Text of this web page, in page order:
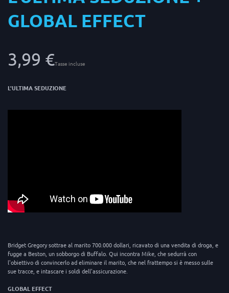
GLOBAL EFFECT
3,99 €Tasse incluse
L'ULTIMA SEDUZIONE
Bridget Gregory sottrae al marito 700.000 dollari, ricavato di una vendita di droga, e
fugge a Beston, un sobborgo di Buffalo. Qui incontra Mike, che sedurrà con
l'obiettivo di convincerlo ad eliminare il marito, che nel frattempo si è messo sulle
sue tracce, e intascare i soldi dell'assicurazione.
GLOBAL EFFECT